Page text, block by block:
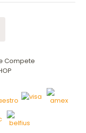
Compete